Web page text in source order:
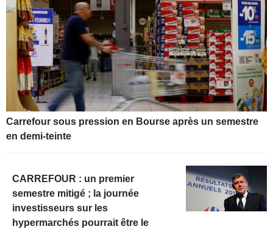
Carrefour sous pression en Bourse après un semestre
en demi-teinte
CARREFOUR : un premier
semestre mitigé ; la journée
investisseurs sur les
hypermarchés pourrait être le